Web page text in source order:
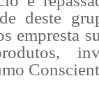
deste
empresta